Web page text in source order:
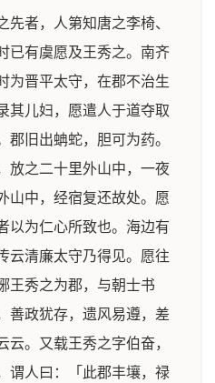
先者，人第知唐之李椅、
已有虞愿及王秀之。南齐
为晋平太守，在郡不治生
其儿妇，愿遣人于道夺取
郡旧出蚺蛇，胆可为药。
放之二十里外山中，一夜
山中，经宿复还故处。愿
以为仁心所致也。海边有
云清廉太守乃得见。愿往
王秀之为郡，与朝士书
善政犹存，遗风易遵，差
云。又载王秀之字伯奋，
谓人曰：「此郡丰壤，禄